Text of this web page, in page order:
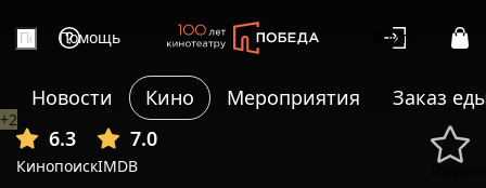
Помощь Войти
Новости Кино Мероприятия
Заказ
6.3
Кинопоиск
7.0
IMDB
+2